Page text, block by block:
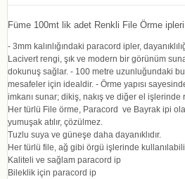
Füme 100mt lik adet Renkli File Örme
- 3mm kalınlığındaki paracord ipler,
Lacivert rengi, şık ve modern bir görünüm
dokunuş sağlar. - 100 metre uzunluğundaki
mesafeler için idealdir. - Örme yapısı
imkanı sunar; dikiş, nakış ve diğer el işlerinde
Her türlü File örme, Paracord ve Bayrak ipi
yumuşak atılır, çözülmez.
Tuzlu suya ve güneşe daha dayanıklıdır.
Her türlü file, ağ gibi örgü işlerinde
Kaliteli ve sağlam paracord ip
Bileklik için paracord ip